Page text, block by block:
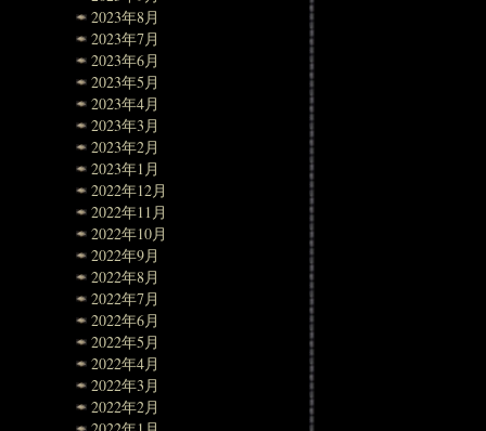
2023年8月
2023年7月
2023年6月
2023年5月
2023年4月
2023年3月
2023年2月
2023年1月
2022年12月
2022年11月
2022年10月
2022年9月
2022年8月
2022年7月
2022年6月
2022年5月
2022年4月
2022年3月
2022年2月